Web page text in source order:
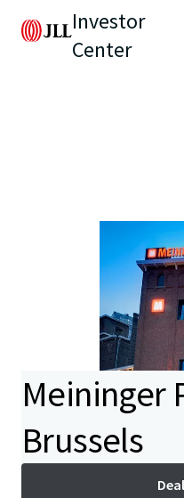
Investor
Center
Meininger
Brussels